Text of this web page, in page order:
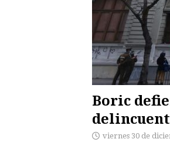
Boric
viernes 30 de